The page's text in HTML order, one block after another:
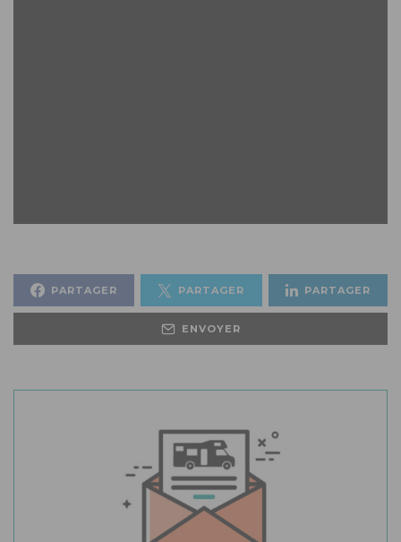
PARTAGER PARTAGER PARTAGER
ENVOYER